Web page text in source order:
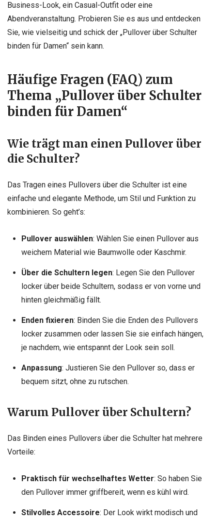
Business-Look, ein Casual-Outfit oder eine
Abendveranstaltung. Probieren Sie es aus und entdecken
Sie, wie vielseitig und schick der „Pullover über Schulter
binden für Damen“ sein kann.
Häufige Fragen (FAQ) zum
Thema „Pullover über Schulter
binden für Damen“
Wie trägt man einen Pullover über
die Schulter?
Das Tragen eines Pullovers über die Schulter ist eine
einfache und elegante Methode, um Stil und Funktion zu
kombinieren. So geht’s:
Pullover auswählen: Wählen Sie einen Pullover aus
weichem Material wie Baumwolle oder Kaschmir.
Über die Schultern legen: Legen Sie den Pullover
locker über beide Schultern, sodass er von vorne und
hinten gleichmäßig fällt.
Enden fixieren: Binden Sie die Enden des Pullovers
locker zusammen oder lassen Sie sie einfach hängen,
je nachdem, wie entspannt der Look sein soll.
Anpassung: Justieren Sie den Pullover so, dass er
bequem sitzt, ohne zu rutschen.
Warum Pullover über Schultern?
Das Binden eines Pullovers über die Schulter hat mehrere
Vorteile:
Praktisch für wechselhaftes Wetter: So haben Sie
den Pullover immer griffbereit, wenn es kühl wird.
Stilvolles Accessoire: Der Look wirkt modisch und